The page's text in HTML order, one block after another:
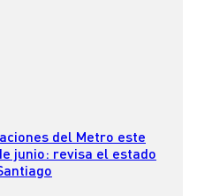
del Metro este
junio: revisa el estado